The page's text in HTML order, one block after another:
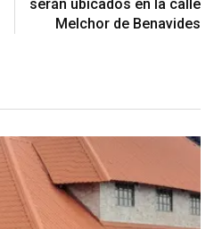
serán ubicados en la calle
Melchor de Benavides